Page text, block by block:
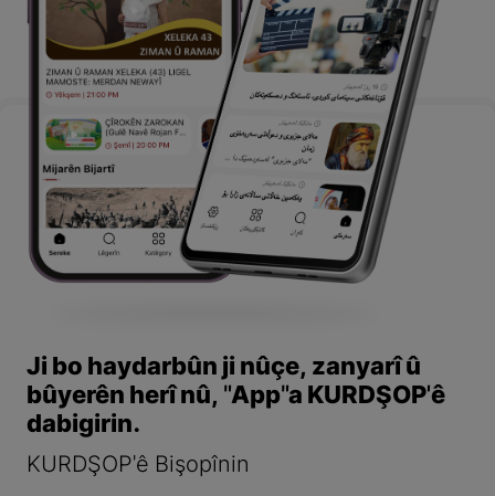
Ji bo haydarbûn ji nûçe, zanyarî û
bûyerên herî nû, "App"a KURDŞOP'ê
dabigirin.
KURDŞOP'ê Bişopînin